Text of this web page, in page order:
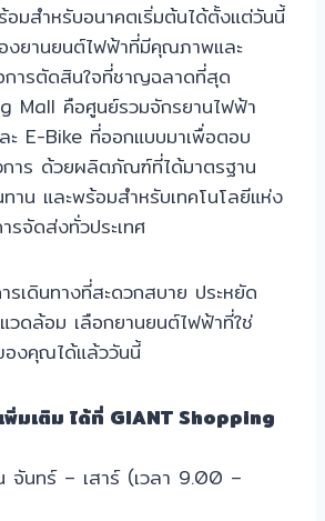
อมสำหรับอนาคตเริ่มต้นได้ตั้งแต่วันนี้
องยานยนต์ไฟฟ้าที่มีคุณภาพและ
ารตัดสินใจที่ชาญฉลาดที่สุด
Mall คือศูนย์รวมจักรยานไฟฟ้า
ะ E-Bike ที่ออกแบบมาเพื่อตอบ
าร ด้วยผลิตภัณฑ์ที่ได้มาตรฐาน
าน และพร้อมสำหรับเทคโนโลยีแห่ง
จัดส่งทั่วประเทศ
รเดินทางที่สะดวกสบาย ประหยัด
วดล้อม เลือกยานยนต์ไฟฟ้าที่ใช่
องคุณได้แล้ววันนี้
มเติม ได้ที่ GIANT Shopping
จันทร์ – เสาร์ (เวลา 9.00 –